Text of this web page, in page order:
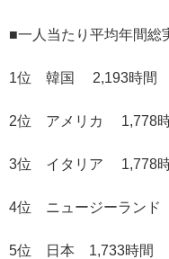
■一人当たり平均年間総
1位 韓国 2,193時間
2位 アメリカ 1,778
3位 イタリア 1,778
4位 ニュージーランド
5位 日本 1,733時間